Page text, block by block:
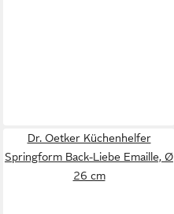
Dr. Oetker Küchenhelfer
Springform Back-Liebe Emaille, Ø
26 cm